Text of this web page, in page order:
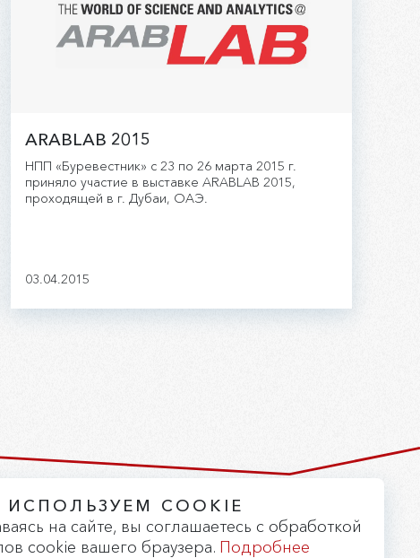
ARABLAB 2015
НПП «Буревестник» с 23 по 26 марта 2015 г.
приняло участие в выставке ARABLAB 2015,
проходящей в г. Дубаи, ОАЭ.
03.04.2015
Версия для слабовидящих
COOKIE
на сайте, вы соглашаетесь с обработкой
cookie вашего браузера. Подробнее